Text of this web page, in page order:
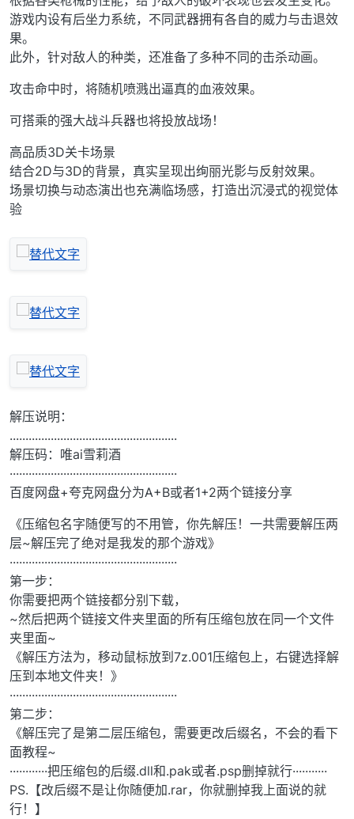
游戏内设有后坐力系统，不同武器拥有各自的威力与击退效
果。
此外，针对敌人的种类，还准备了多种不同的击杀动画。
攻击命中时，将随机喷溅出逼真的血液效果。
可搭乘的强大战斗兵器也将投放战场！
高品质3D关卡场景
结合2D与3D的背景，真实呈现出绚丽光影与反射效果。
场景切换与动态演出也充满临场感，打造出沉浸式的视觉体
验
解压说明：
.....................................................
解压码：唯ai雪莉酒
·····················································
百度网盘+夸克网盘分为A+B或者1+2两个链接分享
《压缩包名字随便写的不用管，你先解压！一共需要解压两
层~解压完了绝对是我发的那个游戏》
·····················································
第一步：
你需要把两个链接都分别下载，
~然后把两个链接文件夹里面的所有压缩包放在同一个文件
夹里面~
《解压方法为，移动鼠标放到7z.001压缩包上，右键选择解
压到本地文件夹！》
·····················································
第二步：
《解压完了是第二层压缩包，需要更改后缀名，不会的看下
面教程~
············把压缩包的后缀.dll和.pak或者.psp删掉就行···········
PS.【改后缀不是让你随便加.rar，你就删掉我上面说的就
行！】